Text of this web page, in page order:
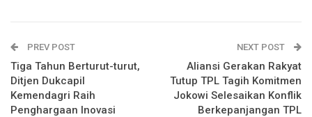
PREV POST
Tiga Tahun Berturut-turut,
Ditjen Dukcapil
Kemendagri Raih
Penghargaan Inovasi
NEXT POST
Aliansi Gerakan Rakyat
Tutup TPL Tagih Komitmen
Jokowi Selesaikan Konflik
Berkepanjangan TPL